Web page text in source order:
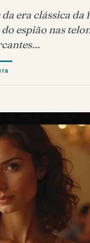
era clássica da
espião nas